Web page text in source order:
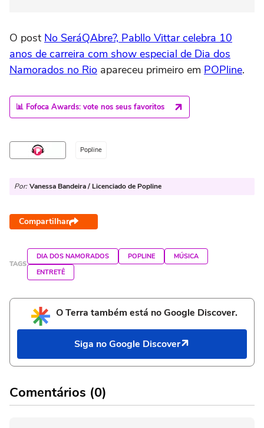
O post No SeráQAbre?, Pabllo Vittar celebra 10
anos de carreira com show especial de Dia dos
Namorados no Rio apareceu primeiro em POPline.
📊 Fofoca Awards: vote nos seus favoritos
Popline
Por: Vanessa Bandeira / Licenciado de Popline
Compartilhar
TAGS
DIA DOS NAMORADOS POPLINE
MÚSICA
ENTRETÊ
O Terra também está no Google Discover.
Siga no Google Discover
Comentários (0)